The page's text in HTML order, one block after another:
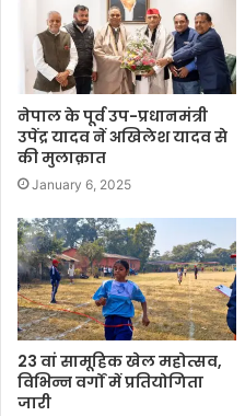
नेपाल के पूर्व उप-प्रधानमंत्री
उपेंद्र यादव नें अखिलेश यादव से
की मुलाक़ात
January 6, 2025
23 वां सामूहिक खेल महोत्सव,
विभिन्न वर्गों में प्रतियोगिता
जारी